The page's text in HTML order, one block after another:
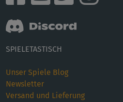
SPIELETASTISCH
Unser Spiele Blog
Newsletter
Versand und Lieferung